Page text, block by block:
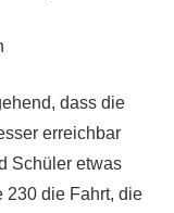
dass die
erreichbar
Schüler etwas
230 die Fahrt, die